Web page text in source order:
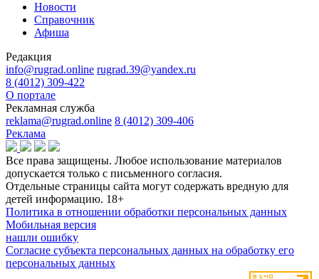
Новости
Справочник
Афиша
Редакция
info@rugrad.online rugrad.39@yandex.ru
8 (4012) 309-422
О портале
Рекламная служба
reklama@rugrad.online 8 (4012) 309-406
Реклама
Все права защищены. Любое использование материалов
допускается только с письменного согласия.
Отдельные страницы сайта могут содержать вредную для
детей информацию. 18+
Политика в отношении обработки персональных данных
Мобильная версия
нашли ошибку
Согласие субъекта персональных данных на обработку его
персональных данных